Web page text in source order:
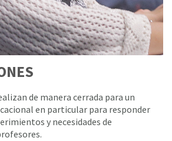
de manera cerrada para un
en particular para responder
y necesidades de